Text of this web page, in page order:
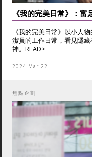
《我的完美日常》：
《我的完美日常》以小人
潔員的工作日常，看見隱
神。 READ>
2024 Mar 22
焦點企劃